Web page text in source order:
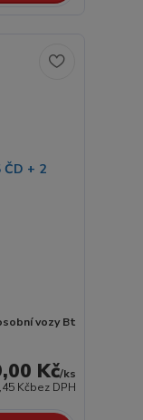
vozy Bt
Kč/ks
Kčbez DPH